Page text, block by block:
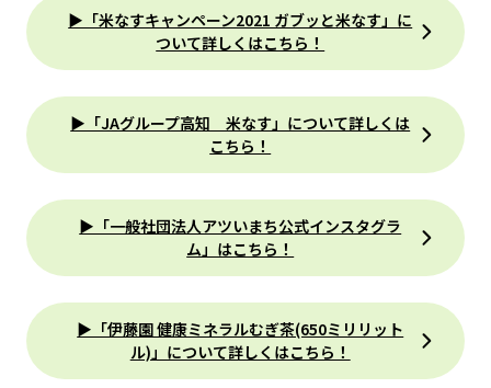
▶「米なすキャンペーン2021 ガブッと米なす」に
ついて詳しくはこちら！
▶「JAグループ高知 米なす」について詳しくは
こちら！
▶「一般社団法人アツいまち公式インスタグラ
ム」はこちら！
▶「伊藤園 健康ミネラルむぎ茶(650ミリリット
ル)」について詳しくはこちら！